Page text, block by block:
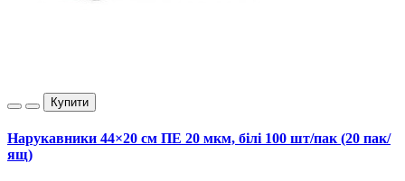
Купити
Нарукавники 44×20 см ПЕ 20 мкм, білі 100 шт/пак (20 пак/
ящ)